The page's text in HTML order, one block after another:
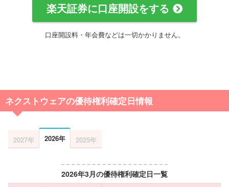
楽天証券に口座開設をする
口座開設料・年会費などは一切かかりません。
ネクストウェアの優待権利確定日情報
2027年 2026年 2025年
2026年3月の優待権利確定日一覧